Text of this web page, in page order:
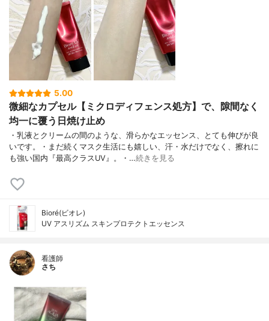
5.00
微細なカプセル【ミクロディフェンス処方】で、隙間なく
均一に覆う日焼け止め
・乳液とクリームの間のような、滑らかなエッセンス、とても伸びが良
いです。・まだ続くマスク生活にも嬉しい、汗・水だけでなく、擦れに
も強い国内『最高クラスUV』。・…続きを見る
Bioré(ビオレ)
UV アスリズム スキンプロテクトエッセンス
看護師
さち